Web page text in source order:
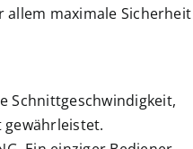
maximale
Schnittgeschwindigkeit,